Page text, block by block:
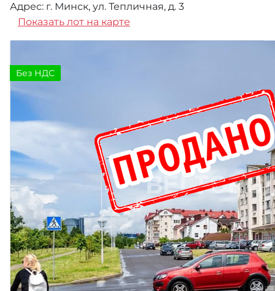
Адрес: г. Минск, ул. Тепличная, д. 3
Показать лот на карте
Без НДС